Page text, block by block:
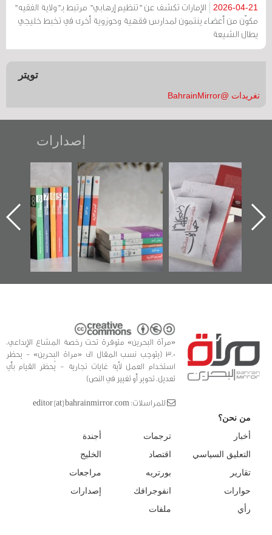
2026-04-21
الإمارات تكشف عن "تنظيم إرهابي" مرتبط بـ"ولاية الفقيه"
مكوّن من أعضاء ينتمون لمدارس فقهية وحوزوية أخرى في تخبط خليجي
يطال الشيعة
تويتر
تغريدات @BahrainMirror
إصدارات
"حماة الباب الأخير":
الإصدار الأول عن
اعتصام الدراز
وأحداث ساحة
الفداء لمركز أوال
للدراسات والتوثيق
تصنيف موضوعي
للوثائق البريطانية
يقدمه «مركز أوال»
في سلسلة من 5
كتب
تصدر حصاد
الساحات 2019
«مرآة البحرين» متوفرة تحت رخصة المشاع الإبداعي،
3.0 (يتوجب نسب المقال الى «مراة البحرين» - يحظر
استخدام العمل لأية غايات تجارية - يُحظر القيام بأي
تعديل، تحوير أو تغيير في النص)
للمراسلات: editor [at] bahrainmirror.com
من نحن؟
أخبار
التعليق السياسي
تقارير
حوارات
رأي
ترجمات
اقتصاد
بورتريه
انفوجرافك
ملفات
أجندة
الخليج
مراجعات
إصدارات